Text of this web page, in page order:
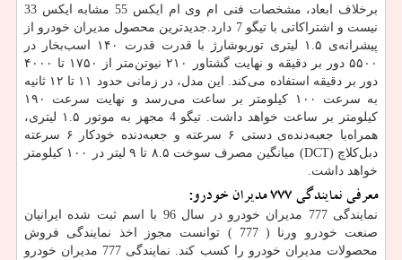
برخلاف ابعاد، مشخصات فنی ام‌ وی‌ ام ایکس 55 مشابه ایکس 33
نیست و اشتراکاتی با تیگو 7 دارد.جدیدترین محصول مدیران خودرو از
پیشرانه‌ی ۱.۵ لیتری توربوشارژ با قدرت قدرت ۱۴۰ اسب‌بخار در
۵۵۰۰ دور بر دقیقه و نهایت گشتاور ۲۱۰ نیوتن‌متر از ۱۷۵۰ تا ۴۰۰۰
دور بر دقیقه استفاده می‌کند. این مدل، در زمانی حدود ۱۱ تا ۱۲ ثانیه
به سرعت ۱۰۰ کیلومتر بر ساعت می‌رسد و نهایت سرعت ۱۹۰
کیلومتر بر ساعت خواهد داشت. تیگو 4 مجهز به موتور ۱.۵ لیتری،
همراه‌با جعبه‌دنده‌ی دستی ۶ سرعته و جعبه‌دنده خودکار ۶ سرعته
دبل‌کلاچ (DCT)
میانگین مصرف سوخت ۸.۵ تا ۹ لیتر در ۱۰۰ کیلومتر
خواهد داشت.
معرفی نمایندگی 777 مدیران خودرو:
نمایندگی 777 مدیران خودرو در سال 96 با اسم ثبت شده ایرانیان
صنعت خودرو ورنا ( 777 ) توانست مجوز اخذ نمایندگی فروش
محصولات مدیران خودرو را کسب کند. نمایندگی 777 مدیران خودرو